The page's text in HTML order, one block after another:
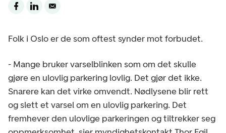
Folk i Oslo er de som oftest synder mot forbudet.
- Mange bruker varselblinken som om det skulle
gjøre en ulovlig parkering lovlig. Det gjør det ikke.
Snarere kan det virke omvendt. Nødlysene blir rett
og slett et varsel om en ulovlig parkering. Det
fremhever den ulovlige parkeringen og tiltrekker seg